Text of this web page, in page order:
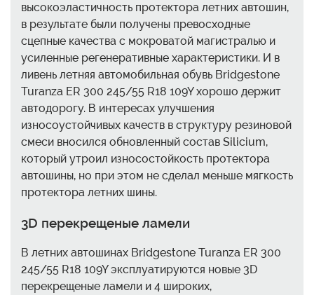
высокоэластичность протектора летних автошин,
в результате были получены превосходные
сцепные качества с мокроватой магистралью и
усиленные регенеративные характеристики. И в
ливень летняя автомобильная обувь Bridgestone
Turanza ER 300 245/55 R18 109Y хорошо держит
автодорогу. В интересах улучшения
износоустойчивых качеств в структуру резиновой
смеси вносился обновленный состав Silicium,
который утроил износостойкость протектора
автошины, но при этом не сделал меньше мягкость
протектора летних шины.
3D перекрещеные ламели
В летних автошинах Bridgestone Turanza ER 300
245/55 R18 109Y эксплуатируются новые 3D
перекрещеные ламели и 4 широких,